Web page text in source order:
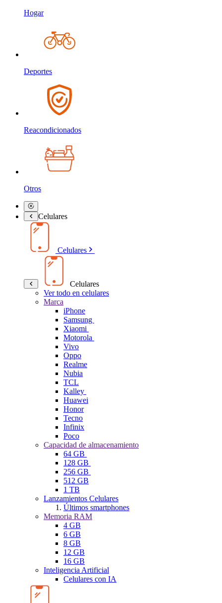
Hogar
Deportes
Reacondicionados
Otros
Celulares
Celulares
Celulares
Ver todo en celulares
Marca
iPhone
Samsung
Xiaomi
Motorola
Vivo
Oppo
Realme
Nubia
TCL
Kalley
Huawei
Honor
Tecno
Infinix
Poco
Capacidad de almacenamiento
64 GB
128 GB
256 GB
512 GB
1 TB
Lanzamientos Celulares
Últimos smartphones
Memoria RAM
4 GB
6 GB
8 GB
12 GB
16 GB
Inteligencia Artificial
Celulares con IA